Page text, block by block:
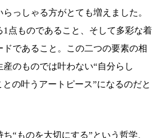
っしゃる方がとても増えました。
1点ものであること、そして多彩な着
であること。この二つの要素の相
のものでは叶わない“自分らし
の叶うアートピース”になるのだと
“ものを大切にする”という哲学、